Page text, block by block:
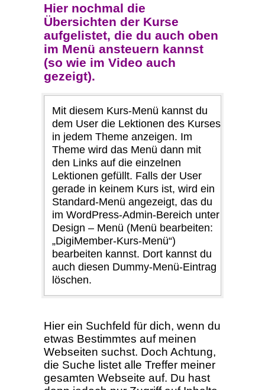
Hier nochmal die
Übersichten der Kurse
aufgelistet, die du auch oben
im Menü ansteuern kannst
(so wie im Video auch
gezeigt).
Mit diesem Kurs-Menü kannst du
dem User die Lektionen des Kurses
in jedem Theme anzeigen. Im
Theme wird das Menü dann mit
den Links auf die einzelnen
Lektionen gefüllt. Falls der User
gerade in keinem Kurs ist, wird ein
Standard-Menü angezeigt, das du
im WordPress-Admin-Bereich unter
Design – Menü (Menü bearbeiten:
„DigiMember-Kurs-Menü“)
bearbeiten kannst. Dort kannst du
auch diesen Dummy-Menü-Eintrag
löschen.
Hier ein Suchfeld für dich, wenn du
etwas Bestimmtes auf meinen
Webseiten suchst. Doch Achtung,
die Suche listet alle Treffer meiner
gesamten Webseite auf. Du hast